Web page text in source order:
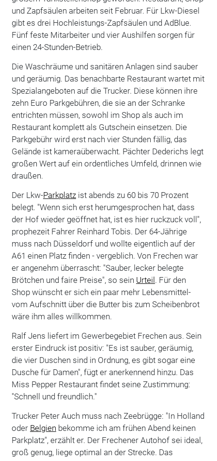
und Zapfsäulen arbeiten seit Februar. Für Lkw-Diesel
gibt es drei Hochleistungs-Zapfsäulen und AdBlue.
Fünf feste Mitarbeiter und vier Aushilfen sorgen für
einen 24-Stunden-Betrieb.
Die Waschräume und sanitären Anlagen sind sauber
und geräumig. Das benachbarte Restaurant wartet mit
Spezialangeboten auf die Trucker. Diese können ihre
zehn Euro Parkgebühren, die sie an der Schranke
entrichten müssen, sowohl im Shop als auch im
Restaurant komplett als Gutschein einsetzen. Die
Parkgebühr wird erst nach vier Stunden fällig, das
Gelände ist kameraüberwacht. Pächter Dederichs legt
großen Wert auf ein ordentliches Umfeld, drinnen wie
draußen.
Der Lkw-Parkplatzist abends zu 60 bis 70 Prozent
belegt. "Wenn sich erst herumgesprochen hat, dass
der Hof wieder geöffnet hat, ist es hier ruckzuck voll",
prophezeit Fahrer Reinhard Tobis. Der 64-Jährige
muss nach Düsseldorf und wollte eigentlich auf der
A61 einen Platz finden - vergeblich. Von Frechen war
er angenehm überrascht: "Sauber, lecker belegte
Brötchen und faire Preise", so sein Urteil . Für den
Shop wünscht er sich ein paar mehr Lebensmittel-
vom Aufschnitt über die Butter bis zum Scheibenbrot
wäre ihm alles willkommen.
Ralf Jens liefert im Gewerbegebiet Frechen aus. Sein
erster Eindruck ist positiv: "Es ist sauber, geräumig,
die vier Duschen sind in Ordnung, es gibt sogar eine
Dusche für Damen", fügt er anerkennend hinzu. Das
Miss Pepper Restaurant findet seine Zustimmung:
"Schnell und freundlich."
Trucker Peter Auch muss nach Zeebrügge: "In Holland
oder Belgien bekomme ich am frühen Abend keinen
Parkplatz", erzählt er. Der Frechener Autohof sei ideal,
groß genug, liege optimal an der Strecke. Das